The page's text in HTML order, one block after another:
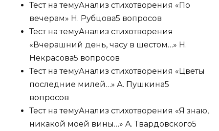
Тест на темуАнализ стихотворения «По
вечерам» Н. Рубцова5 вопросов
Тест на темуАнализ стихотворения
«Вчерашний день, часу в шестом…» Н.
Некрасова5 вопросов
Тест на темуАнализ стихотворения «Цветы
последние милей…» А. Пушкина5
вопросов
Тест на темуАнализ стихотворения «Я знаю,
никакой моей вины…» А. Твардовского5